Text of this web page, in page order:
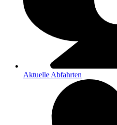
Aktuelle Abfahrten